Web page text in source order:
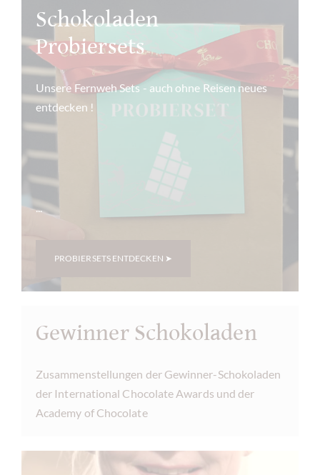
Gewinner Schokoladen
Zusammenstellungen der Gewinner-Schokoladen
der International Chocolate Awards und der
Academy of Chocolate
Schokoladen
Probiersets
Unsere Fernweh Sets - auch ohne Reisen neues
entdecken !
...
PROBIERSETS ENTDECKEN ➤